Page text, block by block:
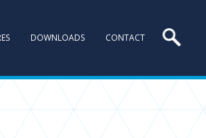
DOWNLOADS CONTACT